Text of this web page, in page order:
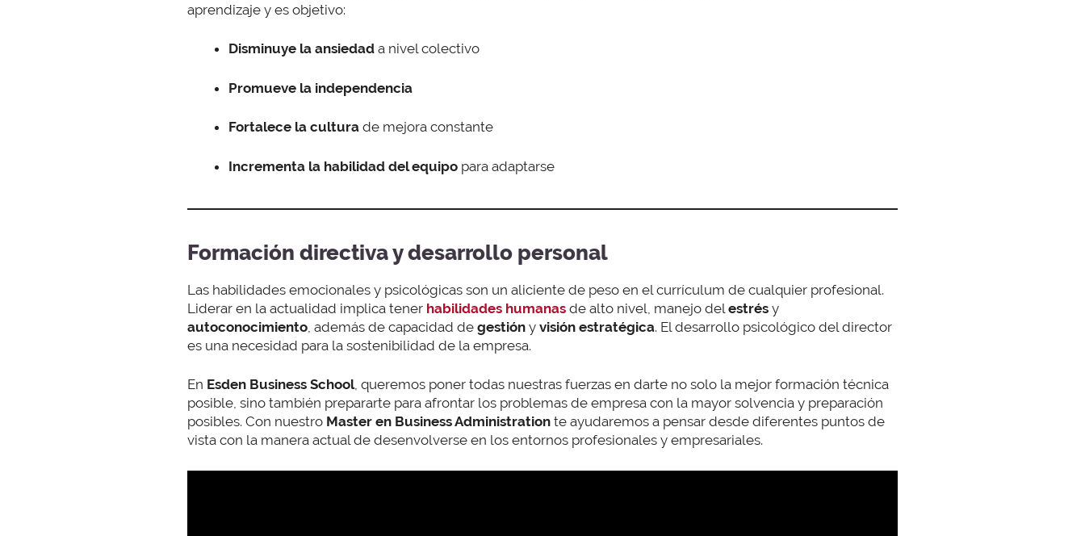
aprendizaje y es objetivo:
Disminuye la ansiedad a nivel colectivo
Promueve la independencia
Fortalece la cultura de mejora constante
Incrementa la habilidad del equipo para adaptarse
Formación directiva y desarrollo personal
Las habilidades emocionales y psicológicas son un aliciente de peso en el currículum de cualquier profesional.
Liderar en la actualidad implica tener habilidades humanas de alto nivel, manejo del estrés y
autoconocimiento , además de capacidad de gestión y visión estratégica. El desarrollo psicológico del director
es una necesidad para la sostenibilidad de la empresa.
En Esden Business School, queremos poner todas nuestras fuerzas en darte no solo la mejor formación técnica
posible, sino también prepararte para afrontar los problemas de empresa con la mayor solvencia y preparación
posibles. Con nuestro Master en Business Administration te ayudaremos a pensar desde diferentes puntos de
vista con la manera actual de desenvolverse en los entornos profesionales y empresariales.